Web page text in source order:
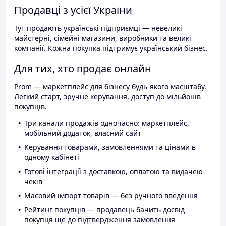
Продавці з усієї України
Тут продають українські підприємці — невеликі
майстерні, сімейні магазини, виробники та великі
компанії. Кожна покупка підтримує український бізнес.
Для тих, хто продає онлайн
Prom — маркетплейс для бізнесу будь-якого масштабу.
Легкий старт, зручне керування, доступ до мільйонів
покупців.
Три канали продажів одночасно: маркетплейс,
мобільний додаток, власний сайт
Керування товарами, замовленнями та цінами в
одному кабінеті
Готові інтеграції з доставкою, оплатою та видачею
чеків
Масовий імпорт товарів — без ручного введення
Рейтинг покупців — продавець бачить досвід
покупця ще до підтвердження замовлення